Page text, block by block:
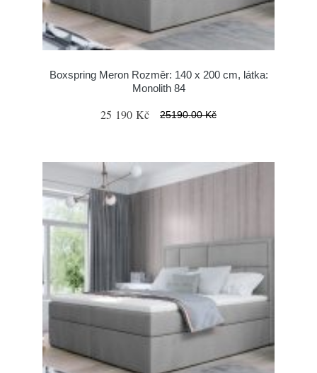
Boxspring Meron Rozměr: 140 x 200 cm, látka:
Monolith 84
25 190 Kč 25190.00 Kč